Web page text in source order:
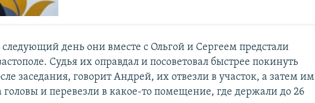
день они вместе с Ольгой и Сергеем предстали
Судья их оправдал и посоветовал быстрее покинуть
заседания, говорит Андрей, их отвезли в участок, а затем им
и перевезли в какое-то помещение, где держали до 26